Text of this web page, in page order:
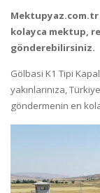
Mektupyaz.com.tr
kolayca mektup,
gönderebilirsiniz.
Gölbasi K1 Tipi
yakınlarınıza,
göndermenin en